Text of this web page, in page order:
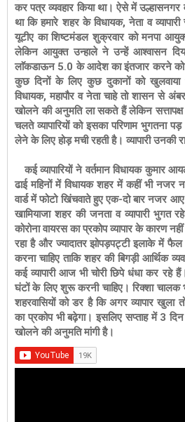
कर पत्र व्यवहार किया था। ऐसे में उल्हासनगर
था कि हमारे शहर के विधायक, नेता व
यूटीए का शिष्टमंडलशुक्रवार को मनपा
लेकिन आयुक्त उन्हाले ने उन्हें आश्वासन
लाॅकडाऊन 5.0 के आदेश का इंतजार करने को
कुछ दिनों के लिए कुछ दुकानों को खुलवाया
विधायक, महापौर व नेता चाहे तो शासन से
खोलने की अनुमति ला सकते हैं लेकिन
चलते व्यापारियों को इसका परिणाम भुगतना
लेने के लिए होड़ मची रहती है। व्यापारी उनकी
कई व्यापारियों ने वर्तमान विधायक कुमार
ढाई महिनों में विधायक शहर में कहीं भी नजर
वार्ड में फोटो खिंचवाते हुए एक-दो बार नजर
खामियाजा शहर की जनता व व्यापारी भुगत
कोरोना वायरस का प्रकोप व्यापार के कारण
रहा है और ज्यादातर झोपड़पट्टी इलाके में फैल
करना चाहिए ताकि शहर की बिगड़ी आर्थिक
कई व्यापारी आज भी चोरी छिपे धंधा कर रहे
घंटों के लिए शुरू करनी चाहिए। रिक्शा
शहरवासियों को डर है कि अगर व्यापार खुला
का प्रकोप भी बढ़ेगा। इसलिए सप्ताह में 3 दिन
खोलने की अनुमति मांगी है।